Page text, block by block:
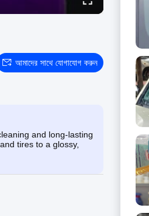
আমাদের সাথে যোগাযোগ করুন
and long-lasting
tires to a glossy,